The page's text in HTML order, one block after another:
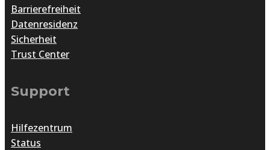
Barrierefreiheit
Datenresidenz
Sicherheit
Trust Center
Support
Hilfezentrum
Status